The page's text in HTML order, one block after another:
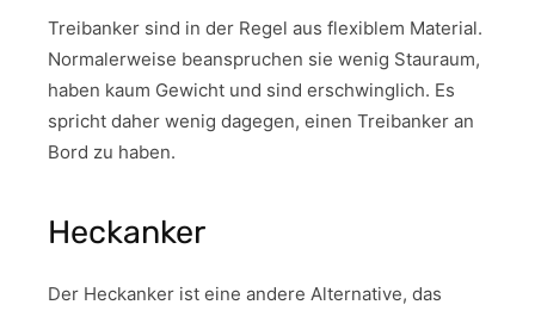
Treibanker sind in der Regel aus flexiblem Material.
Normalerweise beanspruchen sie wenig Stauraum,
haben kaum Gewicht und sind erschwinglich. Es
spricht daher wenig dagegen, einen Treibanker an
Bord zu haben.
Heckanker
Der Heckanker ist eine andere Alternative, das